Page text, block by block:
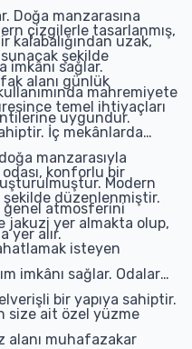
Doğa manzarasına
kalabalığından uzak,
sağlar.
mahremiyete
uygundur.
çizgilerle tasarlanmış,
şekilde
alanı günlük
temel ihtiyaçları
İç mekânlarda
manzarasıyla
Modern
genel atmosferini
yer alır.
konforlu bir
düzenlenmiştir.
jakuzi yer almakta olup,
isteyen
imkânı sağlar. Odalar
bir yapıya sahiptir.
size ait özel yüzme
alanı muhafazakar